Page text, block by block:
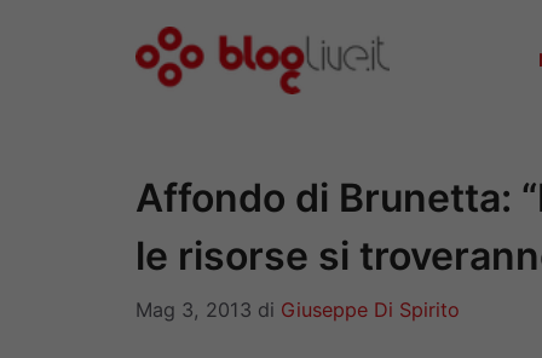
Affondo di Brunetta:
le risorse si
Mag 3, 2013 di Giuseppe Di Spirito